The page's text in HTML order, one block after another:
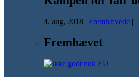
4. aug, 2018 | Fremhævede |
Fremhævet